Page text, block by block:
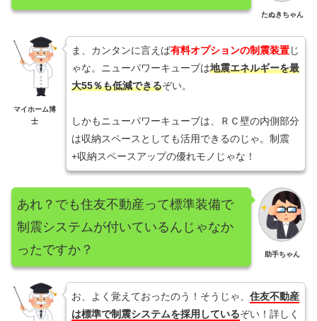
たぬきちゃん
マイホーム博
士
ま、カンタンに言えば有料オプションの制震装置じ
ゃな。ニューパワーキューブは地震エネルギーを最
大55％も低減できるぞい。
しかもニューパワーキューブは、ＲＣ壁の内側部分
は収納スペースとしても活用できるのじゃ。制震
+収納スペースアップの優れモノじゃな！
助手ちゃん
あれ？でも住友不動産って標準装備で
制震システムが付いているんじゃなか
ったですか？
お、よく覚えておったのう！そうじゃ、 住友不動産
は標準で制震システムを採用しているぞい！詳しく